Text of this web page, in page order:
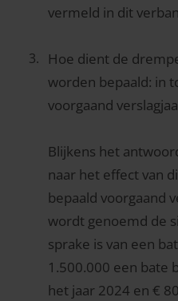
vermeld in dit
Hoe dient de
worden bepaald: in
voorgaand
Blijkens het
naar het effect van
bepaald voorgaand
wordt genoemd de
sprake is van een
1.500.000 een
het jaar 2024 en €